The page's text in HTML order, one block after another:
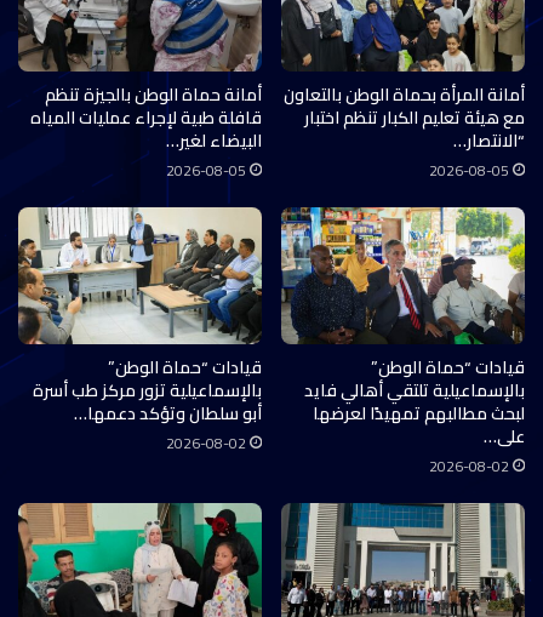
أمانة المرأة بحماة الوطن بالتعاون
مع هيئة تعليم الكبار تنظم اختبار
“الانتصار…
2026-08-05
أمانة حماة الوطن بالجيزة تنظم
قافلة طبية لإجراء عمليات المياه
البيضاء لغير…
2026-08-05
قيادات “حماة الوطن”
بالإسماعيلية تلتقي أهالي فايد
لبحث مطالبهم تمهيدًا لعرضها
على…
2026-08-02
قيادات “حماة الوطن”
بالإسماعيلية تزور مركز طب أسرة
أبو سلطان وتؤكد دعمها…
2026-08-02